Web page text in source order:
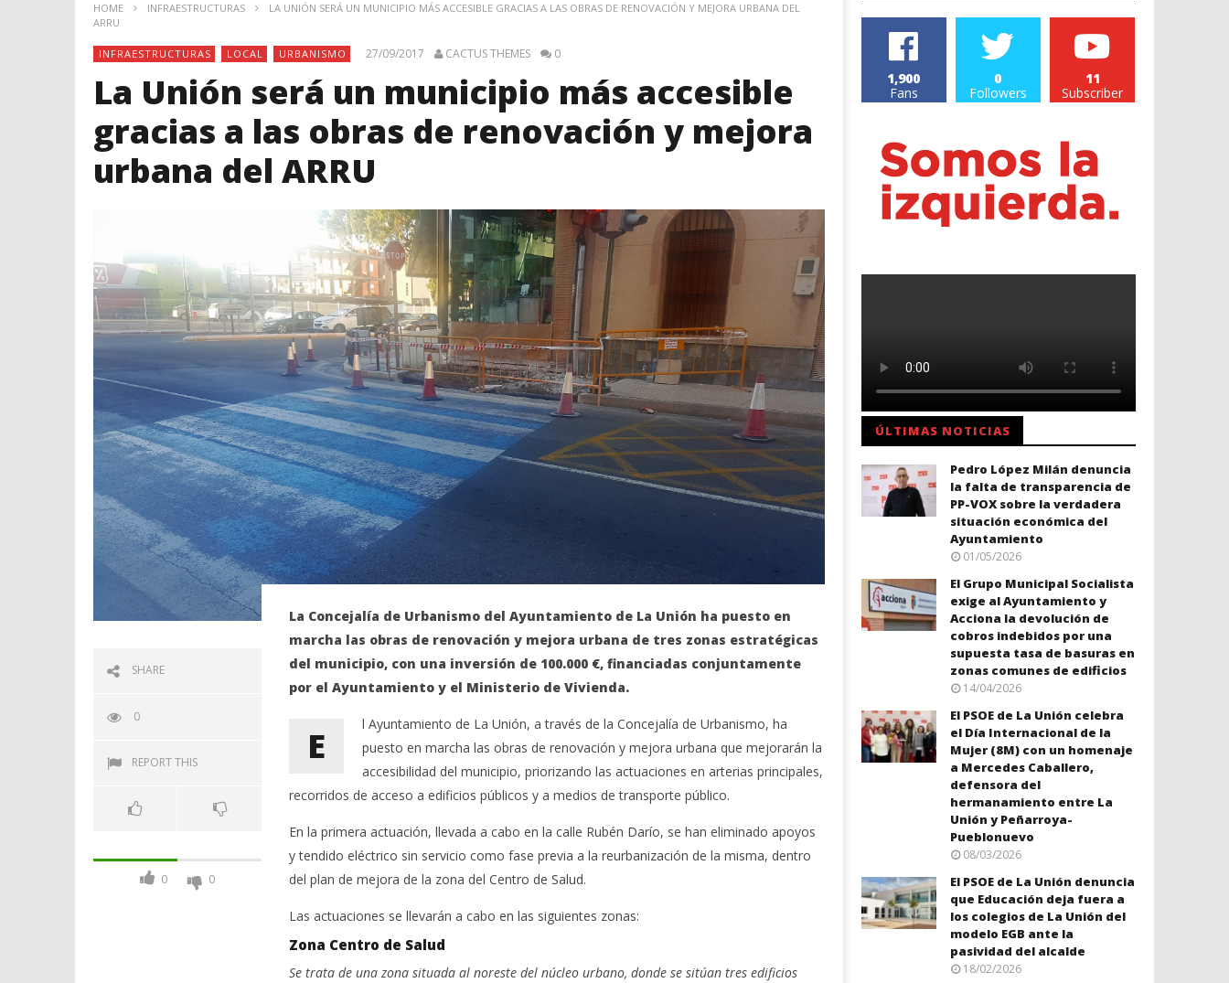
HOME INFRAESTRUCTURAS
LA UNIÓN SERÁ UN MUNICIPIO MÁS ACCESIBLE GRACIAS A LAS OBRAS DE RENOVACIÓN Y MEJORA URBANA DEL
ARRU
INFRAESTRUCTURAS LOCAL URBANISMO 27/09/2017 CACTUS THEMES 0
La Unión será un municipio más accesible
gracias a las obras de renovación y mejora
urbana del ARRU
SHARE
0
REPORT THIS
0 0
La Concejalía de Urbanismo del Ayuntamiento de La Unión ha puesto en
marcha las obras de renovación y mejora urbana de tres zonas estratégicas
del municipio, con una inversión de 100.000 €, financiadas conjuntamente
por el Ayuntamiento y el Ministerio de Vivienda.
E
l Ayuntamiento de La Unión, a través de la Concejalía de Urbanismo, ha
puesto en marcha las obras de renovación y mejora urbana que mejorarán la
accesibilidad del municipio, priorizando las actuaciones en arterias principales,
recorridos de acceso a edificios públicos y a medios de transporte público.
En la primera actuación, llevada a cabo en la calle Rubén Darío, se han eliminado apoyos
y tendido eléctrico sin servicio como fase previa a la reurbanización de la misma, dentro
del plan de mejora de la zona del Centro de Salud.
Las actuaciones se llevarán a cabo en las siguientes zonas:
Zona Centro de Salud
Se trata de una zona situada al noreste del núcleo urbano, donde se sitúan tres edificios
1,900
Fans
0
Followers
11
Subscriber
ÚLTIMAS NOTICIAS
Pedro López Milán denuncia
la falta de transparencia de
PP-VOX sobre la verdadera
situación económica del
Ayuntamiento
01/05/2026
El Grupo Municipal Socialista
exige al Ayuntamiento y
Acciona la devolución de
cobros indebidos por una
supuesta tasa de basuras en
zonas comunes de edificios
14/04/2026
El PSOE de La Unión celebra
el Día Internacional de la
Mujer (8M) con un homenaje
a Mercedes Caballero,
defensora del
hermanamiento entre La
Unión y Peñarroya-
Pueblonuevo
08/03/2026
El PSOE de La Unión denuncia
que Educación deja fuera a
los colegios de La Unión del
modelo EGB ante la
pasividad del alcalde
18/02/2026